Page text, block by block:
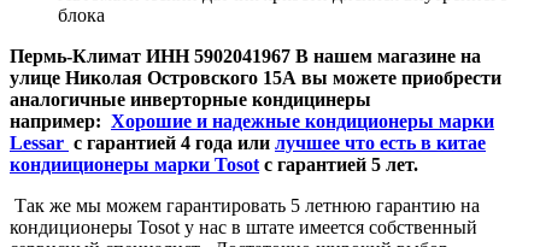
блока
Пермь-Климат ИНН 5902041967 В нашем магазине на
улице Николая Островского 15А вы можете приобрести
аналогичные инверторные кондицинеры
например: Хорошие и надежные кондиционеры марки
Lessar c гарантией 4 года или лучшее что есть в китае
кондииционеры марки Tosot с гарантией 5 лет.
Так же мы можем гарантировать 5 летнюю гарантию на
кондиционеры Tosot у нас в штате имеется собственный